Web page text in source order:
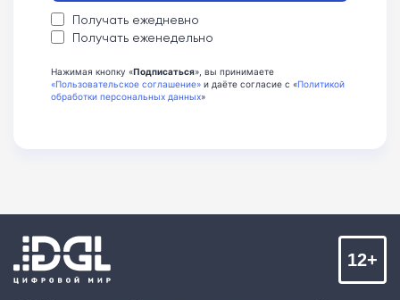
Получать ежедневно
Получать еженедельно
Нажимая кнопку «Подписаться», вы принимаете
«Пользовательское соглашение» и даёте согласие с «Политикой
обработки персональных данных»
12+